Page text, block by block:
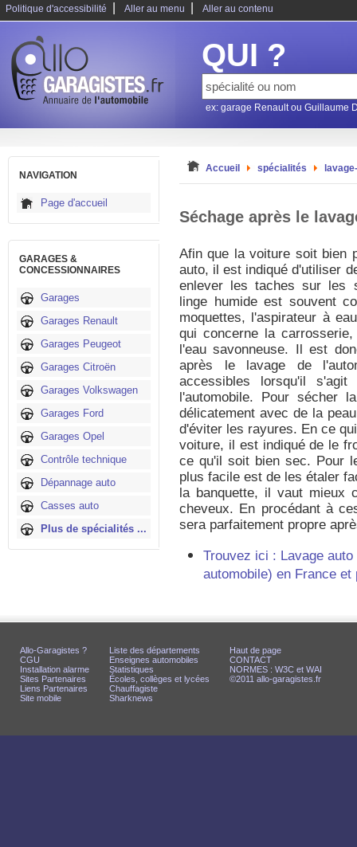
Politique d'accessibilité Aller au menu Aller au contenu
QUI ?
ex: garage Renault ou Guillaume
NAVIGATION
Page d'accueil
GARAGES &
CONCESSIONNAIRES
Garages
Garages Renault
Garages Peugeot
Garages Citroën
Garages Volkswagen
Garages Ford
Garages Opel
Contrôle technique
Dépannage auto
Casses auto
Plus de spécialités ...
Accueil spécialités
Séchage après le
Afin que la voiture soit bien
auto, il est indiqué d'utiliser
enlever les taches sur les
linge humide est souvent
moquettes, l'aspirateur à
qui concerne la
l'eau savonneuse. Il est
après le lavage de
accessibles lorsqu'il
l'automobile. Pour sécher
délicatement avec de la
d'éviter les rayures. En ce
voiture, il est indiqué de le
ce qu'il soit bien sec. Pour
plus facile est de les étaler
la banquette, il vaut mieux
cheveux. En procédant à
sera parfaitement propre
Trouvez ici : Lavage
automobile) en France
Allo-Garagistes ?
CGU
Installation alarme
Sites Partenaires
Liens Partenaires
Site mobile
Liste des départements
Enseignes automobiles
Statistiques
Écoles, collèges et lycées
Chauffagiste
Sharknews
Haut de page
CONTACT
NORMES : W3C et WAI
©2011 allo-garagistes.fr